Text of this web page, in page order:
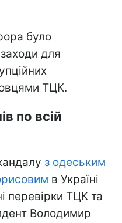
було
для
ТЦК.
по всій
з одеським
в Україні
перевірки ТЦК та
Володимир